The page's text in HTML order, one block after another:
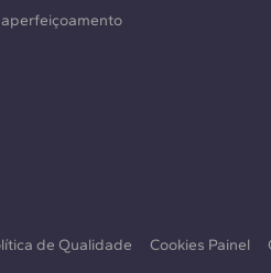
de Qualidade Cookies Painel